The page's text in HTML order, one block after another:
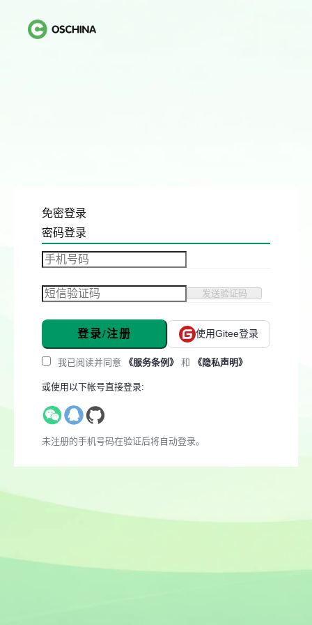
免密登录
密码登录
发送验证码
登录/注册 使用Gitee登录
我已阅读并同意 《服务条例》 和 《隐私声明》
或使用以下帐号直接登录:
未注册的手机号码在验证后将自动登录。